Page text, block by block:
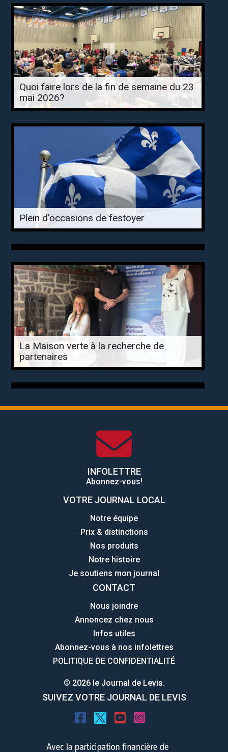
Quoi faire lors de la fin de semaine du 23
mai 2026?
Plein d’occasions de festoyer
La Maison verte à la recherche de
partenaires
INFOLETTRE
Abonnez-vous!
VOTRE JOURNAL LOCAL
Notre équipe
Prix & distinctions
Nos produits
Notre histoire
Je soutiens mon journal
CONTACT
Nous joindre
Annoncez chez nous
Infos utiles
Abonnez-vous à nos infolettres
POLITIQUE DE CONFIDENTIALITÉ
© 2026 le Journal de Levis.
SUIVEZ VOTRE JOURNAL DE LEVIS